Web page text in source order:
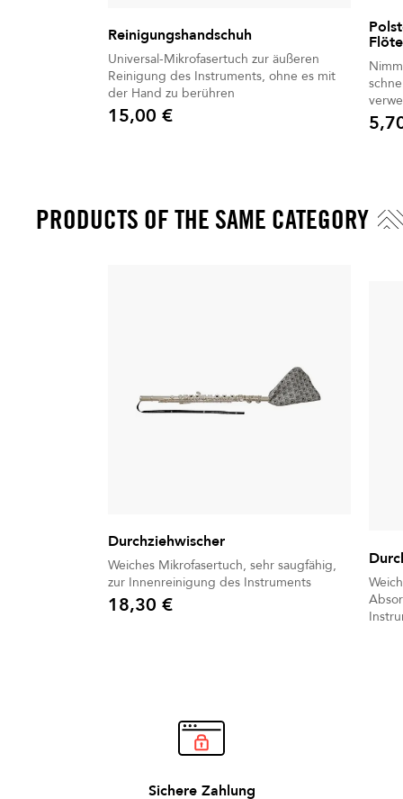
Reinigungshandschuh
Universal-Mikrofasertuch zur äußeren
Reinigung des Instruments, ohne es mit
der Hand zu berühren
Preis
15,00 €
Preis
PRODUCTS OF THE SAME CATEGORY
Durchziehwischer
Weiches Mikrofasertuch, sehr saugfähig,
zur Innenreinigung des Instruments
Preis
18,30 €
Sichere Zahlung